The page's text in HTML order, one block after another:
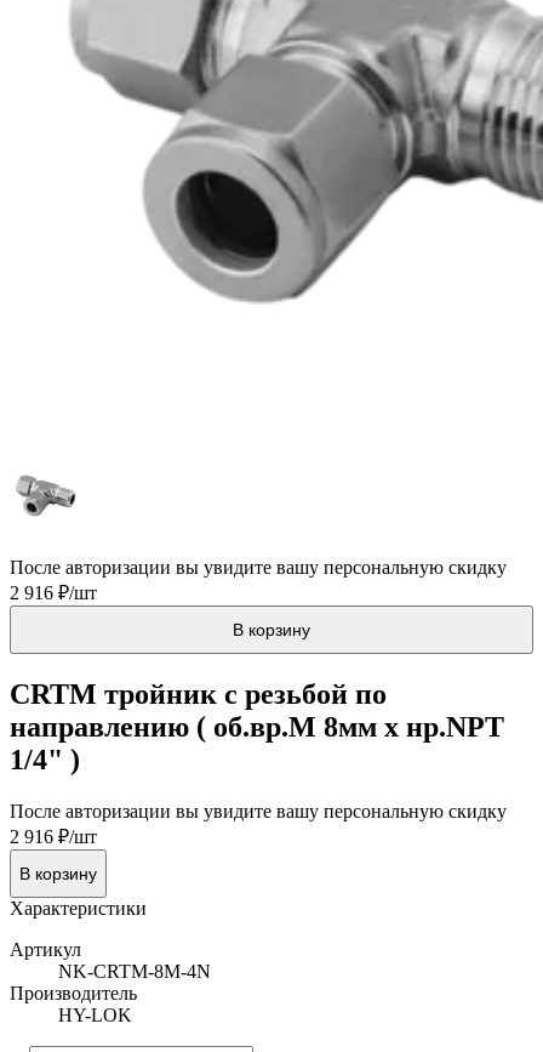
После авторизации вы увидите вашу персональную скидку
2 916 ₽/шт
В корзину
CRTM тройник с резьбой по
направлению ( об.вр.М 8мм x нр.NPT
1/4" )
После авторизации вы увидите вашу персональную скидку
2 916 ₽/шт
В корзину
Характеристики
Артикул
NK-CRTM-8M-4N
Производитель
HY-LOK